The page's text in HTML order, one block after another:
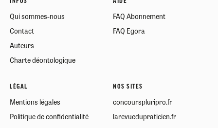
Qui sommes-nous
Contact
Auteurs
Charte déontologique
FAQ Abonnement
FAQ Egora
LÉGAL
Mentions légales
Politique de confidentialité
NOS SITES
concourspluripro.fr
larevuedupraticien.fr